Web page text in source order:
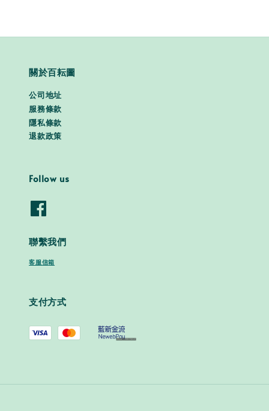
關於百耘圖
公司地址
服務條款
隱私條款
退款政策
Follow us
聯繫我們
客服信箱
支付方式